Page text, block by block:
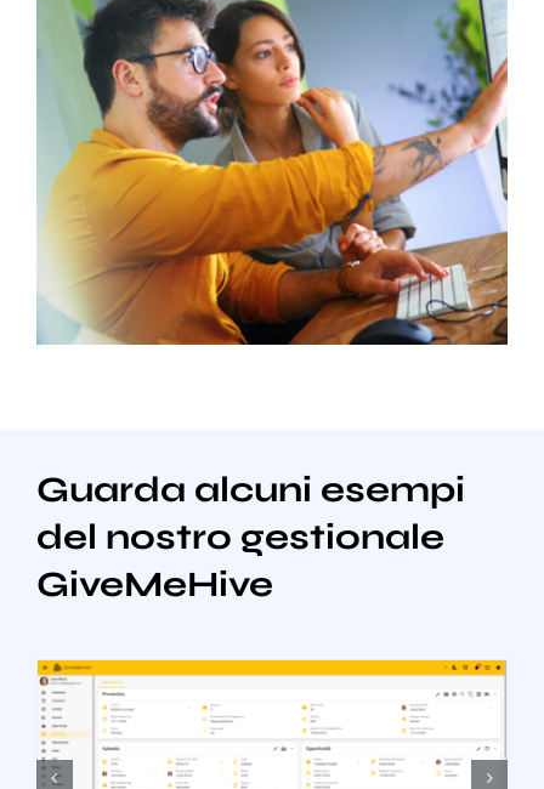
Guarda alcuni esempi
del nostro gestionale
GiveMeHive